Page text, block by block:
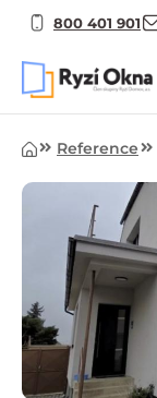
800 401 901
ÚvodReference